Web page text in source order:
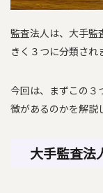
監査法人は、大手監
きく３つに分類され
今回は、まずこの３
徴があるのかを解説
大手監査法